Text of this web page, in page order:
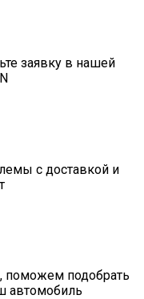
заявку в нашей
с доставкой и
подобрать
автомобиль